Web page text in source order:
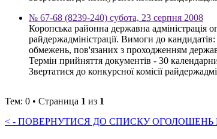
№ 67-68 (8239-240) субота, 23 серпня 2008
Коропська районна державна адміністрація
райдержадміністрації. Вимоги до
обмежень, пов'язаних з проходженням
Термін прийняття документів - 30
Звертатися до конкурсної комісії
Тем: 0 • Страница 1 из 1
< - ПОВЕРНУТИСЯ ДО СПИСКУ ОГОЛОШЕНЬ